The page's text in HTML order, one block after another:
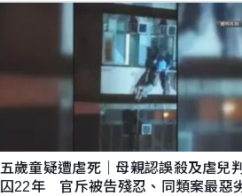
五歲童疑遭虐死｜母親認誤殺及虐兒
囚22年 官斥被告殘忍、同類案最惡